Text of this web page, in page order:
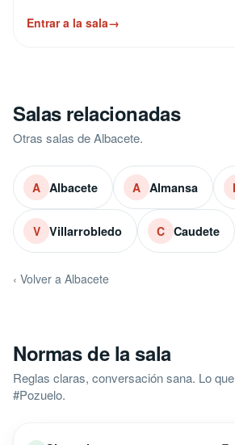
Entrar a la sala→
Salas relacionadas
Otras salas de Albacete.
A Albacete A Almansa
V Villarrobledo C Caudete
‹ Volver a Albacete
Normas de la sala
Reglas claras, conversación sana. Lo
#Pozuelo.